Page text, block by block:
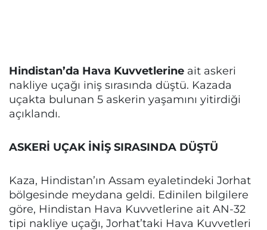
Hindistan’da Hava Kuvvetlerine ait askeri
nakliye uçağı iniş sırasında düştü. Kazada
uçakta bulunan 5 askerin yaşamını yitirdiği
açıklandı.
ASKERİ UÇAK İNİŞ SIRASINDA DÜŞTÜ
Kaza, Hindistan’ın Assam eyaletindeki Jorhat
bölgesinde meydana geldi. Edinilen bilgilere
göre, Hindistan Hava Kuvvetlerine ait AN-32
tipi nakliye uçağı, Jorhat’taki Hava Kuvvetleri